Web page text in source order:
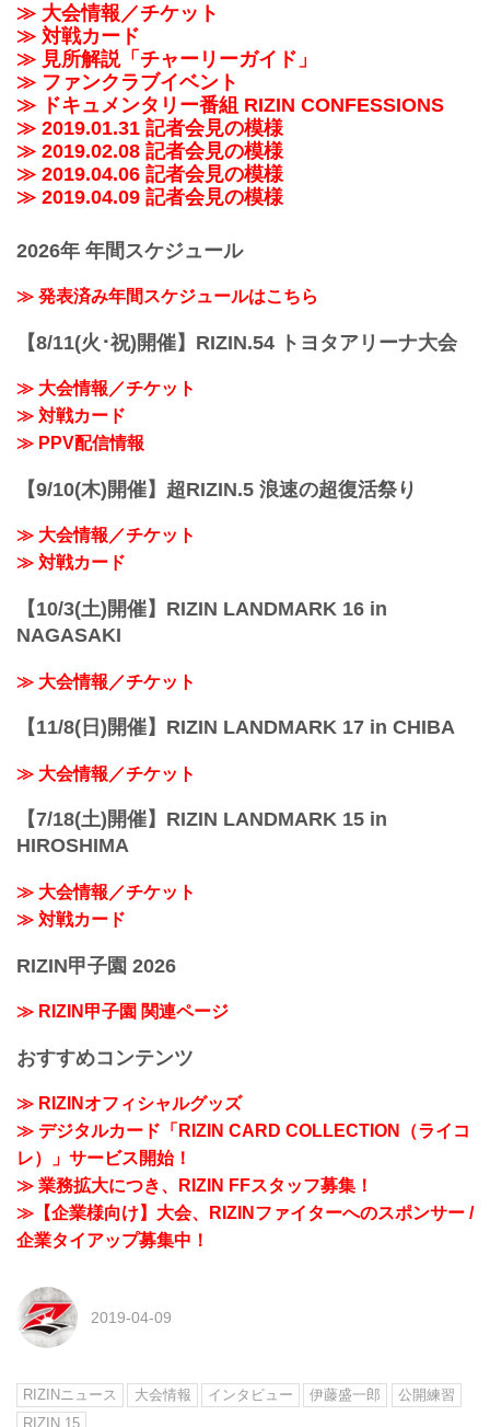
≫ 大会情報／チケット
≫ 対戦カード
≫ 見所解説「チャーリーガイド」
≫ ファンクラブイベント
≫ ドキュメンタリー番組 RIZIN CONFESSIONS
≫ 2019.01.31 記者会見の模様
≫ 2019.02.08 記者会見の模様
≫ 2019.04.06 記者会見の模様
≫ 2019.04.09 記者会見の模様
2026年 年間スケジュール
≫ 発表済み年間スケジュールはこちら
【8/11(火･祝)開催】RIZIN.54 トヨタアリーナ大会
≫ 大会情報／チケット
≫ 対戦カード
≫ PPV配信情報
【9/10(木)開催】超RIZIN.5 浪速の超復活祭り
≫ 大会情報／チケット
≫ 対戦カード
【10/3(土)開催】RIZIN LANDMARK 16 in
NAGASAKI
≫ 大会情報／チケット
【11/8(日)開催】RIZIN LANDMARK 17 in CHIBA
≫ 大会情報／チケット
【7/18(土)開催】RIZIN LANDMARK 15 in
HIROSHIMA
≫ 大会情報／チケット
≫ 対戦カード
RIZIN甲子園 2026
≫ RIZIN甲子園 関連ページ
おすすめコンテンツ
≫ RIZINオフィシャルグッズ
≫ デジタルカード「RIZIN CARD COLLECTION（ライコ
レ）」サービス開始！
≫ 業務拡大につき、RIZIN FFスタッフ募集！
≫【企業様向け】大会、RIZINファイターへのスポンサー /
企業タイアップ募集中！
2019-04-09
RIZINニュース 大会情報 インタビュー 伊藤盛一郎
公開練習
RIZIN.15